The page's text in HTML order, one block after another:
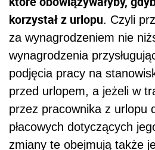
korzystał z urlopu. Czyli
za wynagrodzeniem nie
wynagrodzenia
podjęcia pracy na
przed urlopem, a jeżeli w
przez pracownika z urlopu
płacowych dotyczących
zmiany te obejmują także